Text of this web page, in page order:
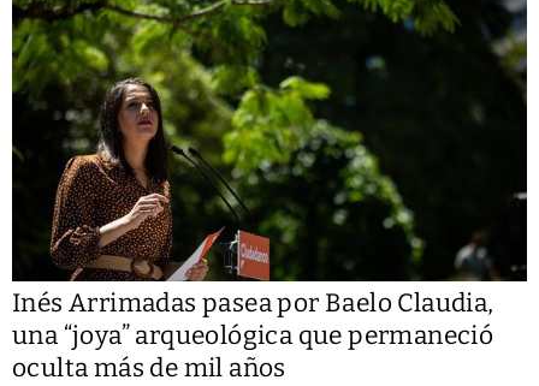
Inés Arrimadas pasea por Baelo Claudia,
una “joya” arqueológica que permaneció
oculta más de mil años